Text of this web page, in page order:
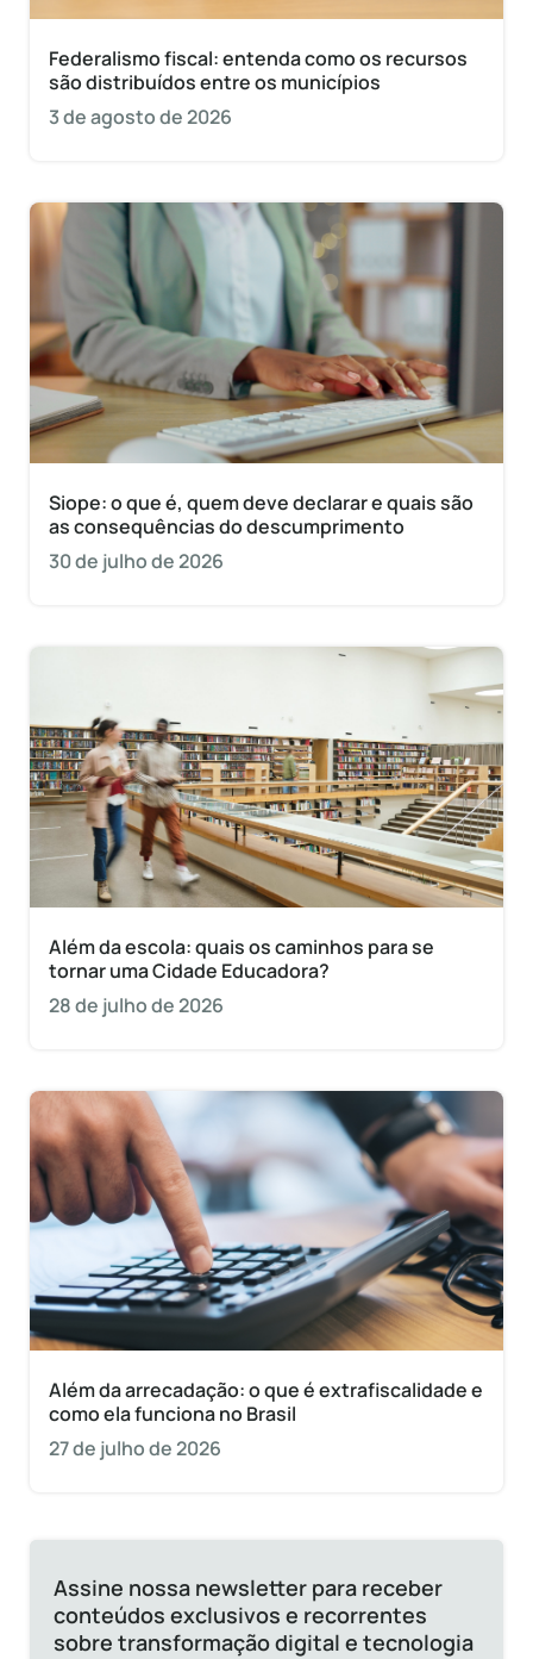
Federalismo fiscal: entenda como os recursos
são distribuídos entre os municípios
3 de agosto de 2026
Siope: o que é, quem deve declarar e quais são
as consequências do descumprimento
30 de julho de 2026
Além da escola: quais os caminhos para se
tornar uma Cidade Educadora?
28 de julho de 2026
Além da arrecadação: o que é extrafiscalidade e
como ela funciona no Brasil
27 de julho de 2026
Assine nossa newsletter para receber
conteúdos exclusivos e recorrentes
sobre transformação digital e tecnologia